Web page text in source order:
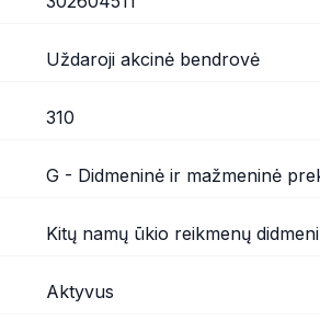
Uždaroji akcinė bendrovė
310
G - Didmeninė ir mažmeninė
Kitų namų ūkio reikmenų
Aktyvus